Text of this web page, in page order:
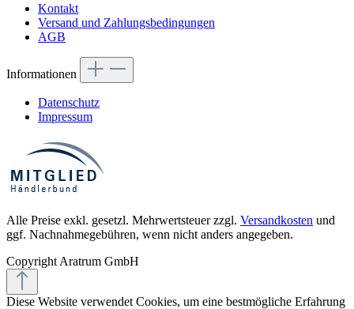
Kontakt
Versand und Zahlungsbedingungen
AGB
Informationen
Datenschutz
Impressum
Alle Preise exkl. gesetzl. Mehrwertsteuer zzgl. Versandkosten und
ggf. Nachnahmegebühren, wenn nicht anders angegeben.
Copyright Aratrum GmbH
Diese Website verwendet Cookies, um eine bestmögliche Erfahrung